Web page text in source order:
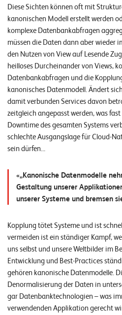
Diese Sichten können oft mit
kanonischen Modell erstellt werden
komplexe Datenbankabfragen
müssen die Daten dann aber wieder
den Nutzen von View auf Lesende
heilloses Durcheinander von Views,
Datenbankabfragen und die
kanonisches Datenmodell. Ändert
damit verbunden Services davon
zeitgleich angepasst werden, was
Downtime des gesamten Systems
schlechte Ausgangslage für Cloud-
sein dürfen…
„Kanonische Datenmodelle
Gestaltung unserer
unserer Systeme und bremsen
Kopplung tötet Systeme und ist
vermeiden ist ein ständiger Kampf,
uns selbst und unsere Weltbilder im
Entwicklung und Best-Practices
gehören kanonische Datenmodelle.
Denormalisierung der Daten in
gar Datenbanktechnologien – was
verwendenden Applikation gerecht